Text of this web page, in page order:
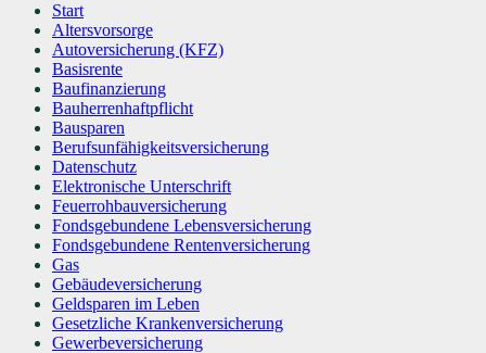
Start
Altersvorsorge
Autoversicherung (KFZ)
Basisrente
Baufinanzierung
Bauherrenhaftpflicht
Bausparen
Berufs­unfähigkeitsversicherung
Datenschutz
Elektronische Unterschrift
Feuerrohbauversicherung
Fondsgebundene Lebensversicherung
Fondsgebundene Rentenversicherung
Gas
Gebäudeversicherung
Geldsparen im Leben
Gesetzliche Krankenversicherung
Gewerbeversicherung